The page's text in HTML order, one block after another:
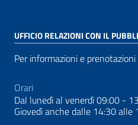
UFFICIO RELAZIONI CON IL
Per informazioni e
Orari
Dal lunedì al venerdì 09:00 -
Giovedì anche dalle 14:30 alle